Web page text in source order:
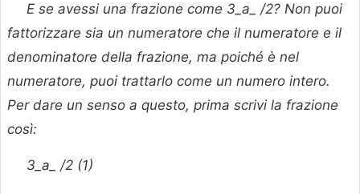
E se avessi una frazione come 3_a_ /2? Non puoi
fattorizzare sia un numeratore che il numeratore e il
denominatore della frazione, ma poiché è nel
numeratore, puoi trattarlo come un numero intero.
Per dare un senso a questo, prima scrivi la frazione
così:
3_a_ /2 (1)